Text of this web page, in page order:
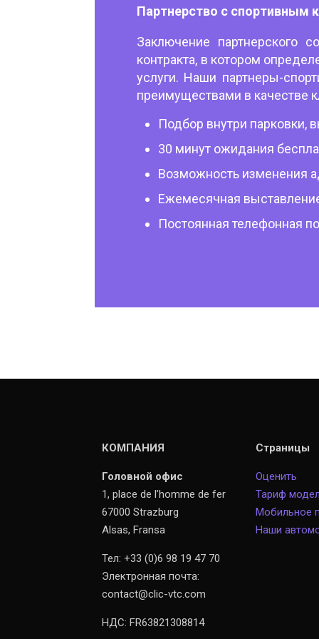
Партнерство с спортивным
Заключение партнерского
контракта, в котором
услуги. Наши партнеры-
преимуществами в качестве
Подбор внутри парковки,
30 минут ожидания
Возможность изменения
Ежемесячная
Постоянная телефонная
КОМПАНИЯ
Головной офис
1, place de l’homme de fer
67000 Strazburg
Alsas, Fransa
Тел: +33 (0)6 98 19 47 70
Электронная почта:
contact@clic-vtc.com
НДС: FR63821308814
Страницы
Оценить
Тариф
Мобильное
Наши